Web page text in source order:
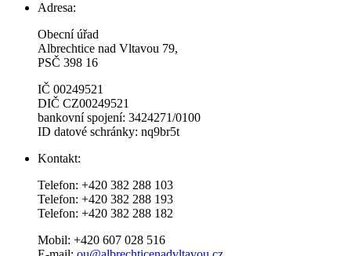
Adresa:
Obecní úřad
Albrechtice nad Vltavou 79,
PSČ 398 16
IČ 00249521
DIČ CZ00249521
bankovní spojení: 3424271/0100
ID datové schránky: nq9br5t
Kontakt:
Telefon: +420 382 288 103
Telefon: +420 382 288 193
Telefon: +420 382 288 182
Mobil: +420 607 028 516